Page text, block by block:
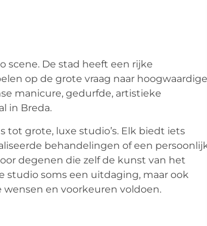
scene. De stad heeft een rijke
op de grote vraag naar hoogwaardige
manicure, gedurfde, artistieke
in Breda.
tot grote, luxe studio’s. Elk biedt iets
behandelingen of een
degenen die zelf de kunst van het
studio soms een uitdaging, maar ook
en voorkeuren voldoen.